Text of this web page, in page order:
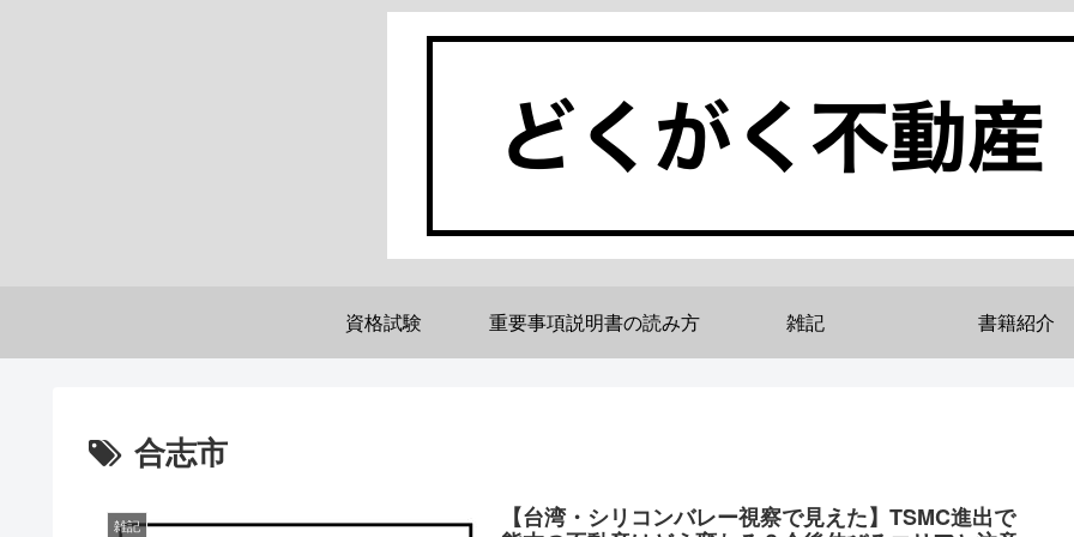
資格試験 重要事項説明書の読み方 雑記 書籍紹介
合志市
雑記
【台湾・シリコンバレー視察で見えた】TSMC進出で